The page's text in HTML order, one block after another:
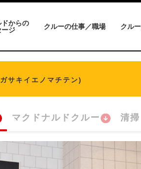
からの
ージ
クルーの仕事／職場 クル
サキイエノマチテン)
マクドナルドクルー 清